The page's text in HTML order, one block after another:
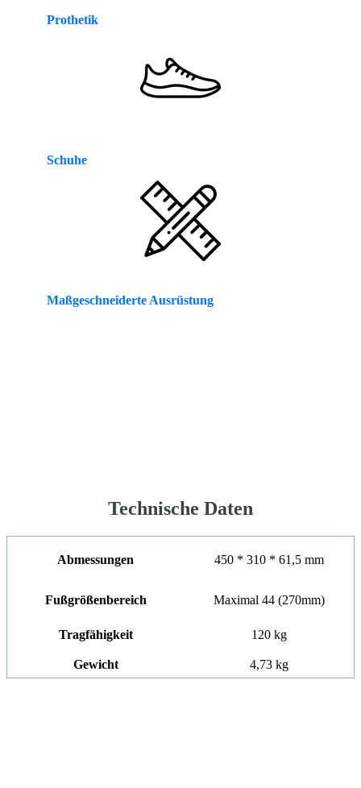
Prothetik
Schuhe
Maßgeschneiderte Ausrüstung
Technische Daten
Abmessungen 450 * 310 * 61,5 mm
Fußgrößenbereich Maximal 44 (270mm)
Tragfähigkeit 120 kg
Gewicht 4,73 kg